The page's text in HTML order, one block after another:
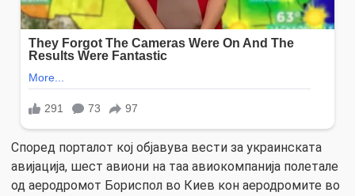
Според порталот кој објавува вести за украинската
авијација, шест авиони на таа авиокомпанија полетале
од аеродромот Бориспол во Киев кон аеродромите во